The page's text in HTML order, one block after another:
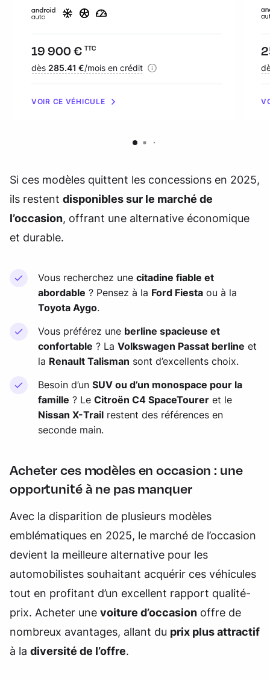
Prix :
19 900 € TTC
Financement :
dès 285.41 €/mois en crédit
VOIR CE VÉHICULE
Si ces modèles quittent les concessions en 2025,
ils restent disponibles sur le marché de
l’occasion, offrant une alternative économique
et durable.
Vous recherchez une citadine fiable et
abordable ? Pensez à la Ford Fiesta ou à la
Toyota Aygo.
Vous préférez une berline spacieuse et
confortable ? La Volkswagen Passat berline et
la Renault Talisman sont d’excellents choix.
Besoin d’un SUV ou d’un monospace pour la
famille ? Le Citroën C4 SpaceTourer et le
Nissan X-Trail restent des références en
seconde main.
Acheter ces modèles en occasion : une
opportunité à ne pas manquer
Avec la disparition de plusieurs modèles
emblématiques en 2025, le marché de l’occasion
devient la meilleure alternative pour les
automobilistes souhaitant acquérir ces véhicules
tout en profitant d’un excellent rapport qualité-
prix. Acheter une voiture d’occasion offre de
nombreux avantages, allant du prix plus attractif
à la diversité de l’offre.